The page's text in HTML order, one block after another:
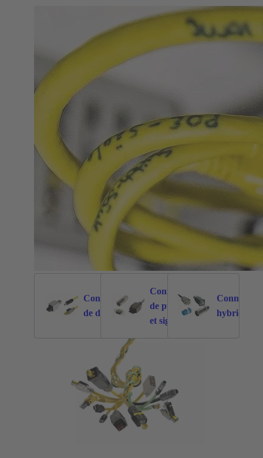
Connecteurs
de données
876
Connecteurs
de puissance
et signal
2549
hybrides